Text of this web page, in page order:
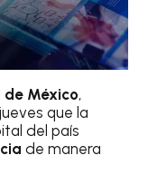
de México,
que la
del país
de manera